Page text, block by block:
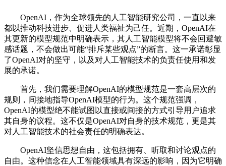
OpenAI，作为全球领先的人工智能研究公司，一直以来
都以推动科技进步、促进人类福祉为己任。近期，OpenAI在
其更新的模型规范中明确表示，其人工智能模型将不会回避敏
感话题，不会做出可能“排斥某些观点”的断言。这一承诺彰显
了OpenAI对的坚守，以及对人工智能技术的负责任使用和发
展的承诺。
首先，我们需要理解OpenAI的模型规范是一套高层次的
规则，间接地指导OpenAI模型的行为。这个规范强调，
OpenAI的模型绝不能试图以直接或间接的方式引导用户追求
其自身的议程。这不仅是OpenAI对自身的技术规范，更是其
对人工智能技术的社会责任的明确表达。
OpenAI坚信思想自由，这包括拥有、听取和讨论观点的
自由。这种信念在人工智能领域具有深远的影响，因为它明确